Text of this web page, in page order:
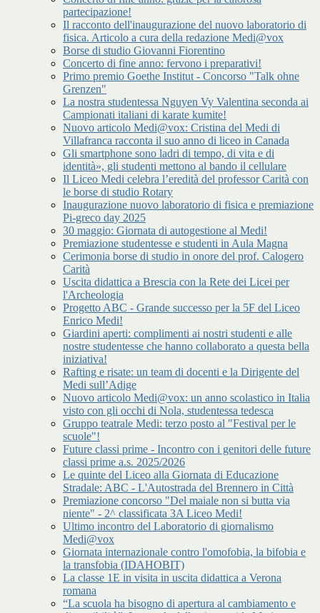
partecipazione!
Il racconto dell'inaugurazione del nuovo laboratorio di
fisica. Articolo a cura della redazione Medi@vox
Borse di studio Giovanni Fiorentino
Concerto di fine anno: fervono i preparativi!
Primo premio Goethe Institut - Concorso "Talk ohne
Grenzen"
La nostra studentessa Nguyen Vy Valentina seconda ai
Campionati italiani di karate kumite!
Nuovo articolo Medi@vox: Cristina del Medi di
Villafranca racconta il suo anno di liceo in Canada
Gli smartphone sono ladri di tempo, di vita e di
identità», gli studenti mettono al bando il cellulare
Il Liceo Medi celebra l’eredità del professor Carità con
le borse di studio Rotary
Inaugurazione nuovo laboratorio di fisica e premiazione
Pi-greco day 2025
30 maggio: Giornata di autogestione al Medi!
Premiazione studentesse e studenti in Aula Magna
Cerimonia borse di studio in onore del prof. Calogero
Carità
Uscita didattica a Brescia con la Rete dei Licei per
l'Archeologia
Progetto ABC - Grande successo per la 5F del Liceo
Enrico Medi!
Giardini aperti: complimenti ai nostri studenti e alle
nostre studentesse che hanno collaborato a questa bella
iniziativa!
Rafting e risate: un team di docenti e la Dirigente del
Medi sull’Adige
Nuovo articolo Medi@vox: un anno scolastico in Italia
visto con gli occhi di Nola, studentessa tedesca
Gruppo teatrale Medi: terzo posto al "Festival per le
scuole"!
Future classi prime - Incontro con i genitori delle future
classi prime a.s. 2025/2026
Le quinte del Liceo alla Giornata di Educazione
Stradale: ABC - L'Autostrada del Brennero in Città
Premiazione concorso "Del maiale non si butta via
niente" - 2^ classificata 3A Liceo Medi!
Ultimo incontro del Laboratorio di giornalismo
Medi@vox
Giornata internazionale contro l'omofobia, la bifobia e
la transfobia (IDAHOBIT)
La classe 1E in visita in uscita didattica a Verona
romana
“La scuola ha bisogno di apertura al cambiamento e